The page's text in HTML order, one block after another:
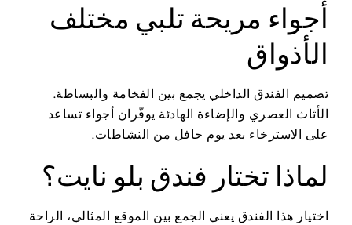
أجواء مريحة تلبي مختلف
الأذواق
تصميم الفندق الداخلي يجمع بين الفخامة والبساطة.
الأثاث العصري والإضاءة الهادئة يوفّران أجواء تساعد
على الاسترخاء بعد يوم حافل من النشاطات.
لماذا تختار فندق بلو نايت؟
اختيار هذا الفندق يعني الجمع بين الموقع المثالي، الراحة